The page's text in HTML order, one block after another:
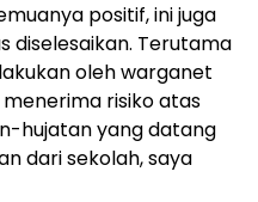
positif, ini juga
diselesaikan. Terutama
oleh warganet
risiko atas
hujatan yang datang
dari sekolah, saya